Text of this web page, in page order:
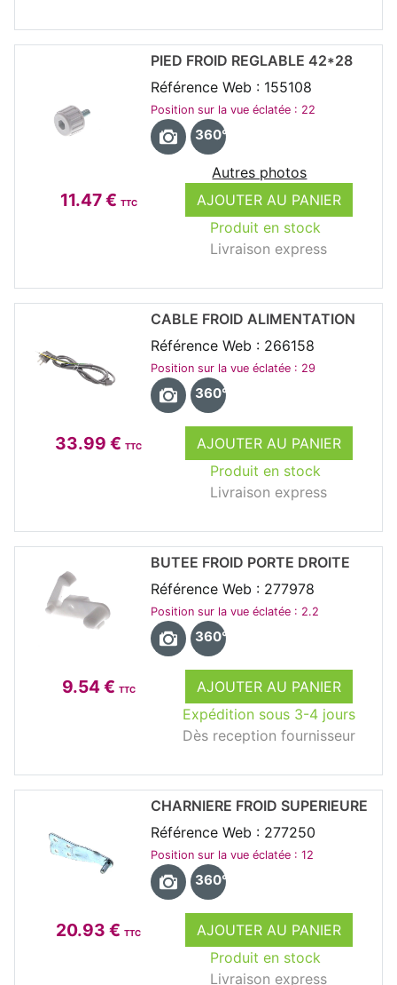
11.47 € TTC
AJOUTER AU PANIER
Produit en stock
Livraison express
PIED FROID REGLABLE 42*28
Référence Web : 155108
Position sur la vue éclatée : 22
360°
Autres photos
33.99 € TTC
AJOUTER AU PANIER
Produit en stock
Livraison express
CABLE FROID ALIMENTATION
Référence Web : 266158
Position sur la vue éclatée : 29
360°
9.54 € TTC
AJOUTER AU PANIER
Expédition sous 3-4 jours
Dès reception fournisseur
BUTEE FROID PORTE DROITE
Référence Web : 277978
Position sur la vue éclatée : 2.2
360°
20.93 € TTC
AJOUTER AU PANIER
Produit en stock
Livraison express
CHARNIERE FROID SUPERIEURE
Référence Web : 277250
Position sur la vue éclatée : 12
360°